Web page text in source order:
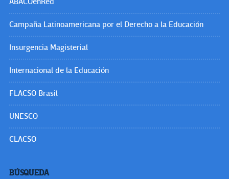
Campaña Latinoamericana por el Derecho a la Educación
Insurgencia Magisterial
Internacional de la Educación
FLACSO Brasil
UNESCO
CLACSO
BÚSQUEDA